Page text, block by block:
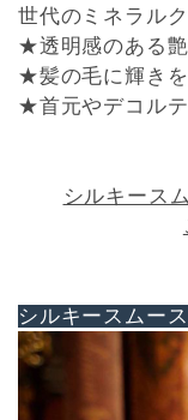
世代のミネラル
★透明感のある
★髪の毛に輝きを
★首元やデコル
シルキース
シルキースムー